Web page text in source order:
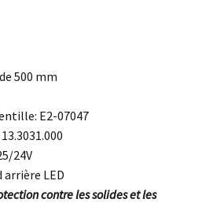
500 mm
E2-07047
24V
LED
contre les solides et les